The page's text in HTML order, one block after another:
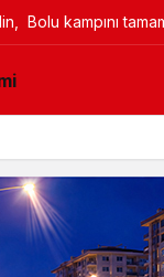
Belediyesinden
Modu
modunu seçin.